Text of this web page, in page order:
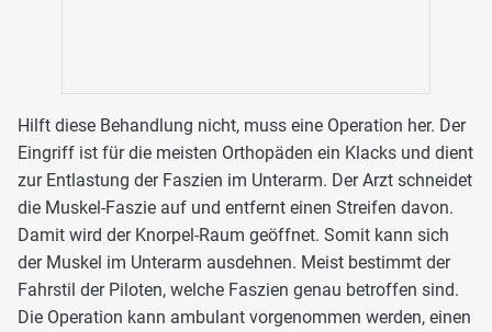
Hilft diese Behandlung nicht, muss eine Operation her. Der
Eingriff ist für die meisten Orthopäden ein Klacks und dient
zur Entlastung der Faszien im Unterarm. Der Arzt schneidet
die Muskel-Faszie auf und entfernt einen Streifen davon.
Damit wird der Knorpel-Raum geöffnet. Somit kann sich
der Muskel im Unterarm ausdehnen. Meist bestimmt der
Fahrstil der Piloten, welche Faszien genau betroffen sind.
Die Operation kann ambulant vorgenommen werden, einen